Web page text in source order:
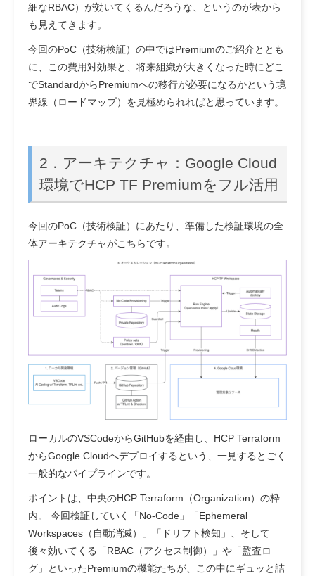
細なRBAC）が効いてくるんだろうな、というのが表から
も見えてきます。
今回のPoC（技術検証）の中ではPremiumのご紹介ととも
に、この費用対効果と、将来組織が大きくなった時にどこ
でStandardからPremiumへの移行が必要になるかという境
界線（ロードマップ）を見極められればと思っています。
2．アーキテクチャ： Google Cloud
環境でHCP TF Premiumをフル活用
今回のPoC（技術検証）にあたり、準備した検証環境の全
体アーキテクチャがこちらです。
ローカルのVSCodeからGitHubを経由し、HCP Terraform
からGoogle Cloudへデプロイするという、一見するとごく
一般的なパイプラインです。
ポイントは、中央のHCP Terraform（Organization）の枠
内。 今回検証していく「No-Code」「Ephemeral
Workspaces（自動消滅）」「ドリフト検知」、そして
後々効いてくる「RBAC（アクセス制御）」や「監査ロ
グ」といったPremiumの機能たちが、この中にギュッと詰